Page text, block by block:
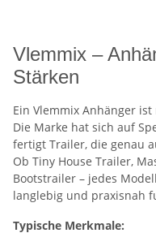
Vlemmix –
Stärken
Ein Vlemmix Anhänger
Die Marke hat sich auf
fertigt Trailer, die genau
Ob Tiny House Trailer,
Bootstrailer – jedes
langlebig und praxisnah
Typische Merkmale: